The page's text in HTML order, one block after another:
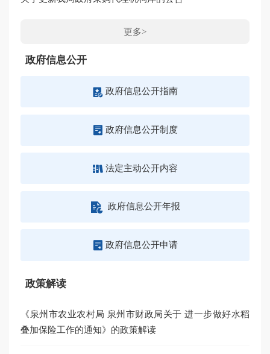
更多>
政府信息公开
政府信息公开指南
政府信息公开制度
法定主动公开内容
政府信息公开年报
政府信息公开申请
政策解读
《泉州市农业农村局 泉州市财政局关于 进一步做好水稻
叠加保险工作的通知》的政策解读